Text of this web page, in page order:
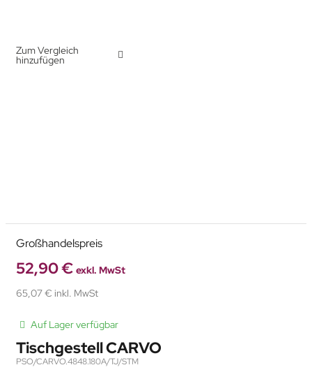
Zum Vergleich
hinzufügen
Großhandelspreis
52,90 € exkl. MwSt
65,07 € inkl. MwSt
Auf Lager verfügbar
Tischgestell CARVO
PSO/CARVO.4848.180A/TJ/STM